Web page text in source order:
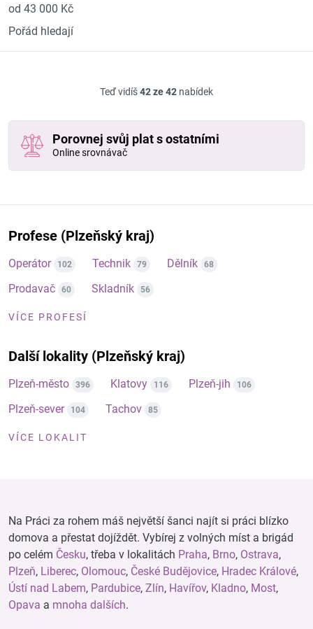
od 43 000 Kč
Pořád hledají
Teď vidíš42 ze 42 nabídek
Porovnej svůj plat s ostatními
Online srovnávač
Profese (Plzeňský kraj)
Operátor 102 Technik 79 Dělník 68
Prodavač 60 Skladník 56
VÍCE PROFESÍ
Další lokality (Plzeňský kraj)
Plzeň-město 396 Klatovy 116 Plzeň-jih 106
Plzeň-sever 104 Tachov 85
VÍCE LOKALIT
Na Práci za rohem máš největší šanci najít si práci blízko
domova a přestat dojíždět. Vybírej z volných míst a brigád
po celém Česku, třeba v lokalitách Praha, Brno, Ostrava,
Plzeň, Liberec, Olomouc, České Budějovice, Hradec Králové,
Ústí nad Labem, Pardubice, Zlín, Havířov, Kladno, Most,
Opava a mnoha dalších.